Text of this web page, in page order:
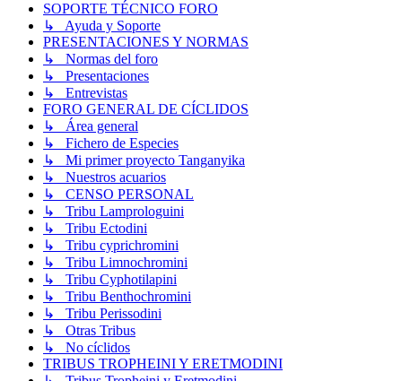
SOPORTE TÉCNICO FORO
↳ Ayuda y Soporte
PRESENTACIONES Y NORMAS
↳ Normas del foro
↳ Presentaciones
↳ Entrevistas
FORO GENERAL DE CÍCLIDOS
↳ Área general
↳ Fichero de Especies
↳ Mi primer proyecto Tanganyika
↳ Nuestros acuarios
↳ CENSO PERSONAL
↳ Tribu Lamprologuini
↳ Tribu Ectodini
↳ Tribu cyprichromini
↳ Tribu Limnochromini
↳ Tribu Cyphotilapini
↳ Tribu Benthochromini
↳ Tribu Perissodini
↳ Otras Tribus
↳ No cíclidos
TRIBUS TROPHEINI Y ERETMODINI